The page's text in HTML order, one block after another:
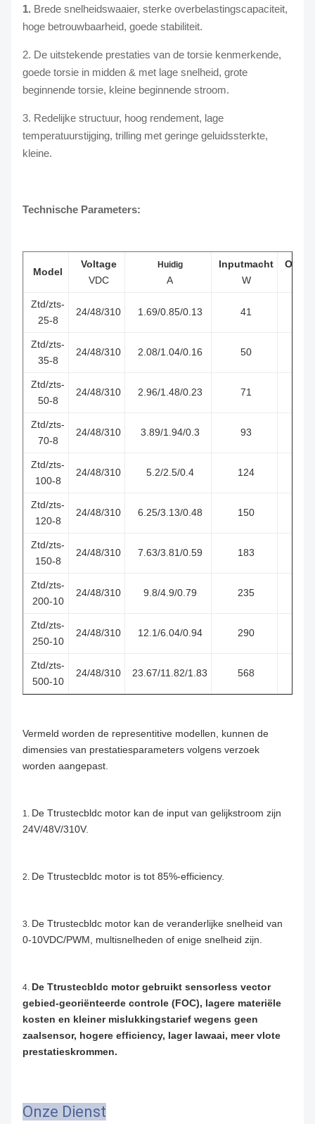
1. Brede snelheidswaaier, sterke overbelastingscapaciteit,
hoge betrouwbaarheid, goede stabiliteit.
2. De uitstekende prestaties van de torsie kenmerkende,
goede torsie in midden & met lage snelheid, grote
beginnende torsie, kleine beginnende stroom.
3. Redelijke structuur, hoog rendement, lage
temperatuurstijging, trilling met geringe geluidssterkte,
kleine.
Technische Parameters:
Model
Voltage
VDC
Huidig
A
Inputmacht
W
Ztd/zts-
25-8
24/48/310 1.69/0.85/0.13 41
Ztd/zts-
35-8
24/48/310 2.08/1.04/0.16 50
Ztd/zts-
50-8
24/48/310 2.96/1.48/0.23 71
Ztd/zts-
70-8
24/48/310 3.89/1.94/0.3 93
Ztd/zts-
100-8
24/48/310 5.2/2.5/0.4 124
Ztd/zts-
120-8
24/48/310 6.25/3.13/0.48 150
Ztd/zts-
150-8
24/48/310 7.63/3.81/0.59 183
Ztd/zts-
200-10
24/48/310 9.8/4.9/0.79 235
Ztd/zts-
250-10
24/48/310 12.1/6.04/0.94 290
Ztd/zts-
500-10
24/48/310 23.67/11.82/1.83 568
Vermeld worden de representitive modellen, kunnen de
dimensies van prestatiesparameters volgens verzoek
worden aangepast.
1. De Ttrustecbldc motor kan de input van gelijkstroom zijn
24V/48V/310V.
2. De Ttrustecbldc motor is tot 85%-efficiency.
3. De Ttrustecbldc motor kan de veranderlijke snelheid van
0-10VDC/PWM, multisnelheden of enige snelheid zijn.
4. De Ttrustecbldc motor gebruikt sensorless vector
gebied-georiënteerde controle (FOC), lagere materiële
kosten en kleiner mislukkingstarief wegens geen
zaalsensor, hogere efficiency, lager lawaai, meer vlote
prestatieskrommen.
Onze Dienst